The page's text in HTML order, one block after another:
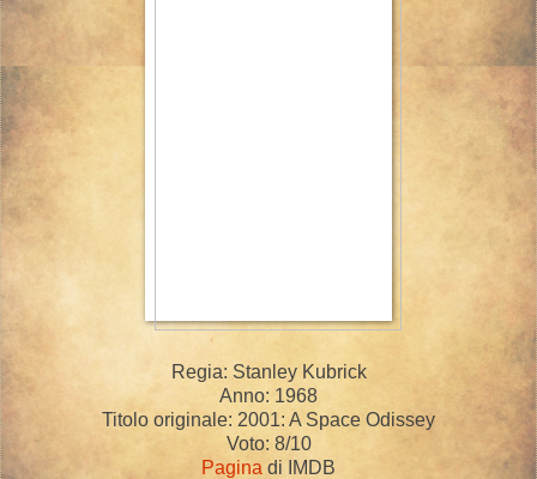
Regia: Stanley Kubrick
Anno: 1968
Titolo originale: 2001: A Space Odissey
Voto: 8/10
Pagina di IMDB